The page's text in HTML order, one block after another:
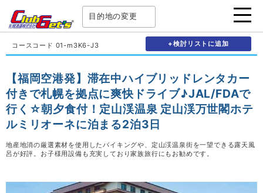
目的地の変更
コースコード 01-m3K6-J3 +検討リストに追加
【福岡空港発】滞在中ハイブリッドレンタカー
付きで札幌を拠点に爽快ドライブ♪JAL/FDAで
行く☆朝夕食付！定山渓温泉 定山渓万世閣ホテ
ルミリオーネに泊まる2泊3日
地産地消の厳選素材を使用したバイキングや、定山渓温泉街を一望できる露天風
呂が好評。お子様用設備も充実しており家族旅行にもお勧めです。